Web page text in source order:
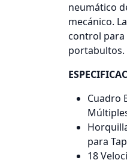
neumático
mecánico.
control para
portabultos.
Cuadro
para
18